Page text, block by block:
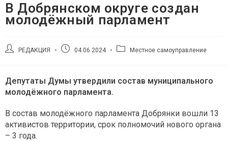
В Добрянском округе создан
молодёжный парламент
АвторРЕДАКЦИЯ
Запись04.06.2024
РубрикаМестное самоуправление
Депутаты Думы утвердили состав муниципального
молодёжного парламента.
В состав молодёжного парламента Добрянки вошли 13
активистов территории, срок полномочий нового органа
– 3 года.